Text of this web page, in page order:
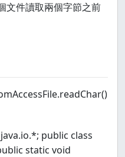
文件讀取兩個字節之前
public class
static void